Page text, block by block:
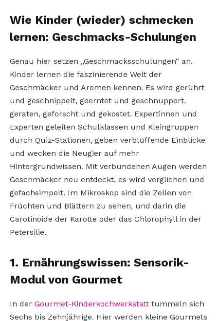
Wie Kinder (wieder) schmecken
lernen: Geschmacks-Schulungen
Genau hier setzen „Geschmacksschulungen“ an.
Kinder lernen die faszinierende Welt der
Geschmäcker und Aromen kennen. Es wird gerührt
und geschnippelt, geerntet und geschnuppert,
geraten, geforscht und gekostet. Expertinnen und
Experten geleiten Schulklassen und Kleingruppen
durch Quiz­-Stationen, geben verblüffende Einblicke
und wecken die Neugier auf mehr
Hintergrundwissen. Mit verbundenen Augen werden
Geschmäcker neu entdeckt, es wird verglichen und
gefachsimpelt. Im Mikroskop sind die Zellen von
Früchten und Blättern zu sehen, und darin die
Carotinoide der Karotte oder das Chlorophyll in der
Petersilie.
1. Ernährungswissen: Sensorik-
Modul von Gourmet
In der Gourmet­-Kinderkochwerkstatt tummeln sich
Sechs­ bis Zehnjährige. Hier werden kleine Gourmets